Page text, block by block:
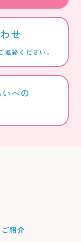
せ
絡ください。
への
紹介